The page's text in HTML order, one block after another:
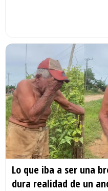
Lo que iba a ser una
dura realidad de un